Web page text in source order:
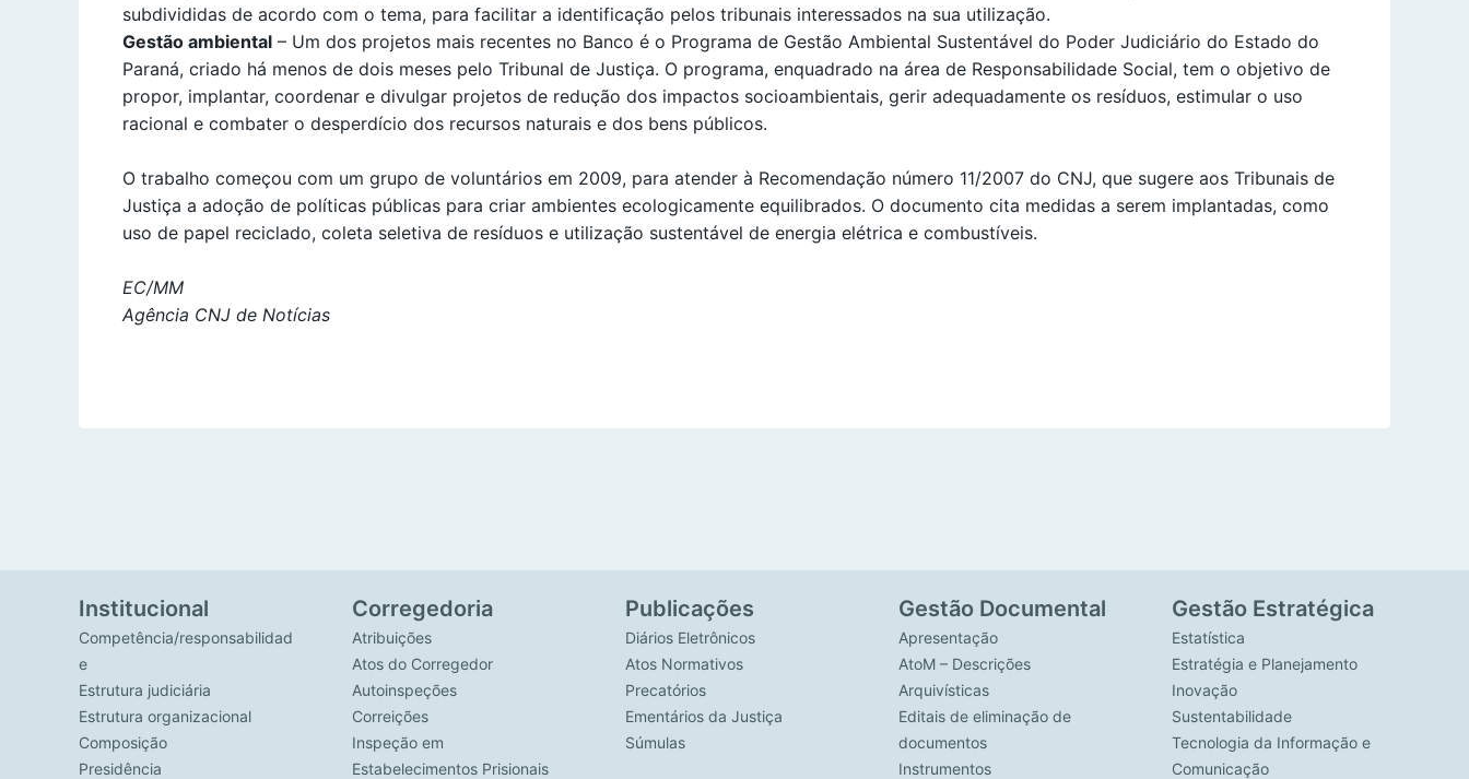
subdivididas de acordo com o tema, para facilitar a identificação pelos tribunais interessados na sua utilização.
Gestão ambiental – Um dos projetos mais recentes no Banco é o Programa de Gestão Ambiental Sustentável do Poder Judiciário do Estado do
Paraná, criado há menos de dois meses pelo Tribunal de Justiça. O programa, enquadrado na área de Responsabilidade Social, tem o objetivo de
propor, implantar, coordenar e divulgar projetos de redução dos impactos socioambientais, gerir adequadamente os resíduos, estimular o uso
racional e combater o desperdício dos recursos naturais e dos bens públicos.
O trabalho começou com um grupo de voluntários em 2009, para atender à Recomendação número 11/2007 do CNJ, que sugere aos Tribunais de
Justiça a adoção de políticas públicas para criar ambientes ecologicamente equilibrados. O documento cita medidas a serem implantadas, como
uso de papel reciclado, coleta seletiva de resíduos e utilização sustentável de energia elétrica e combustíveis.
EC/MM
Agência CNJ de Notícias
Institucional
Competência/responsabilidad
e
Estrutura judiciária
Estrutura organizacional
Composição
Presidência
Corregedoria
Atribuições
Atos do Corregedor
Autoinspeções
Correições
Inspeção em
Estabelecimentos Prisionais
Publicações
Diários Eletrônicos
Atos Normativos
Precatórios
Ementários da Justiça
Súmulas
Gestão Documental
Apresentação
AtoM – Descrições
Arquivísticas
Editais de eliminação de
documentos
Instrumentos
Gestão Estratégica
Estatística
Estratégia e Planejamento
Inovação
Sustentabilidade
Tecnologia da Informação e
Comunicação